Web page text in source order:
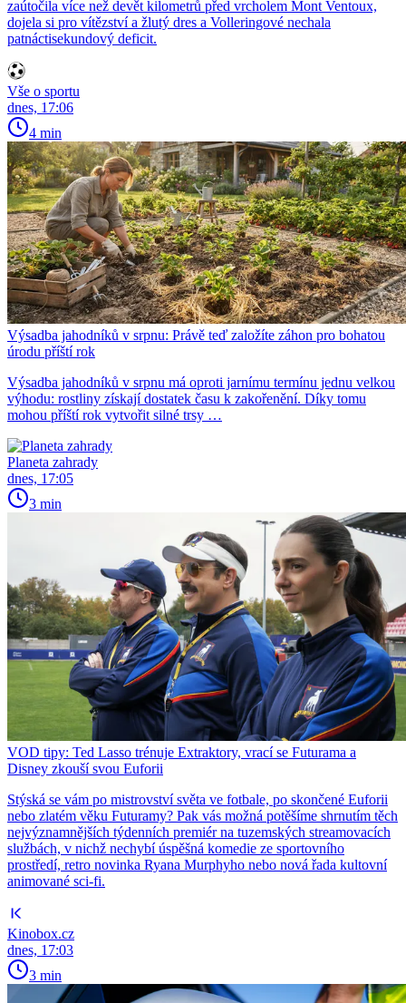
zaútočila více než devět kilometrů před vrcholem Mont Ventoux,
dojela si pro vítězství a žlutý dres a Volleringové nechala
patnáctisekundový deficit.
Vše o sportu
dnes, 17:06
4 min
Výsadba jahodníků v srpnu: Právě teď založíte záhon pro bohatou
úrodu příští rok
Výsadba jahodníků v srpnu má oproti jarnímu termínu jednu velkou
výhodu: rostliny získají dostatek času k zakořenění. Díky tomu
mohou příští rok vytvořit silné trsy …
Planeta zahrady
dnes, 17:05
3 min
VOD tipy: Ted Lasso trénuje Extraktory, vrací se Futurama a
Disney zkouší svou Euforii
Stýská se vám po mistrovství světa ve fotbale, po skončené Euforii
nebo zlatém věku Futuramy? Pak vás možná potěšíme shrnutím těch
nejvýznamnějších týdenních premiér na tuzemských streamovacích
službách, v nichž nechybí úspěšná komedie ze sportovního
prostředí, retro novinka Ryana Murphyho nebo nová řada kultovní
animované sci-fi.
Kinobox.cz
dnes, 17:03
3 min